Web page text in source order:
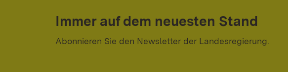
Immer auf dem neuesten Stand
Abonnieren Sie den Newsletter der Landesregierung.